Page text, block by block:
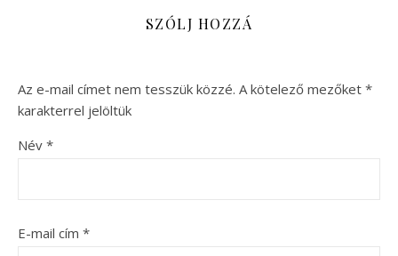
SZÓLJ HOZZÁ
Az e-mail címet nem tesszük közzé. A kötelező mezőket *
karakterrel jelöltük
Név *
E-mail cím *